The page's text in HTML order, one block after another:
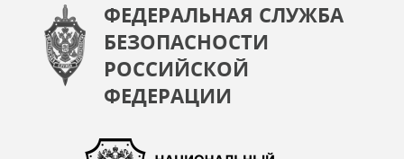
ФЕДЕРАЛЬНАЯ СЛУЖБА
БЕЗОПАСНОСТИ
РОССИЙСКОЙ
ФЕДЕРАЦИИ